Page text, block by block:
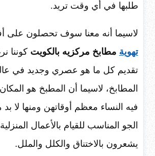
طلبها في أي وقت تريد.
لاسيما أنه معنا سوف تحصلون على
تهوية مطابخ مركزيه بالكويت كوننا
تقديم كل ما هو عصري وجديد في
المطابخ، لاسيما أن المطبخ هو
فيه النساء معظم أوقاتهن ومنها لا
الجو المناسب للقيام بالأعمال
يشعرون بالاختناق والكلل والملل.